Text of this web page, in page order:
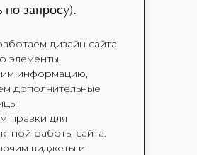
по запросу).
дизайн сайта
элементы.
информацию,
дополнительные
правки для
работы сайта.
виджеты и